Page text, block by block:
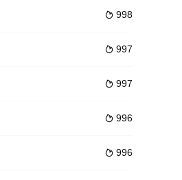
痛苦的英镇为了忘记美姬 和柱恩发生了关
是艰难就业了。没有其他梦寐以求的工作
 998
 997
 997
 996
 996